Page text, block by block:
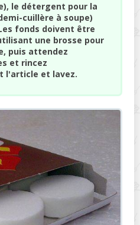
le détergent pour la
cuillère à soupe)
fonds doivent être
une brosse pour
puis attendez
et rincez
l'article et lavez.